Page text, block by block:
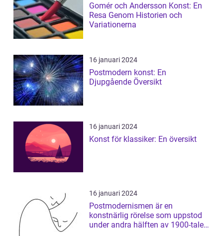
Gomér och Andersson Konst: En
Resa Genom Historien och
Variationerna
16 januari 2024
Postmodern konst: En
Djupgående Översikt
16 januari 2024
Konst för klassiker: En översikt
16 januari 2024
Postmodernismen är en
konstnärlig rörelse som uppstod
under andra hälften av 1900-talet